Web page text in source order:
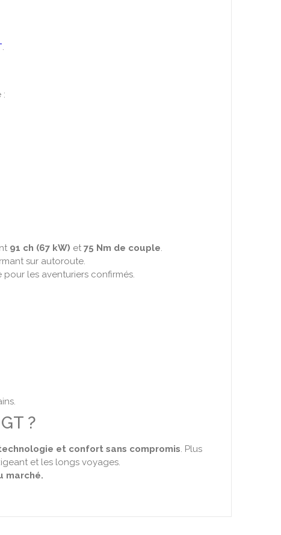
.
:
91 ch (67 kW) et 75 Nm de couple.
sur autoroute.
les aventuriers confirmés.
?
et confort sans compromis. Plus
et les longs voyages.
marché.